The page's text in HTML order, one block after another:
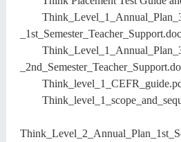
_1st_Semester_Teacher_Support.doc